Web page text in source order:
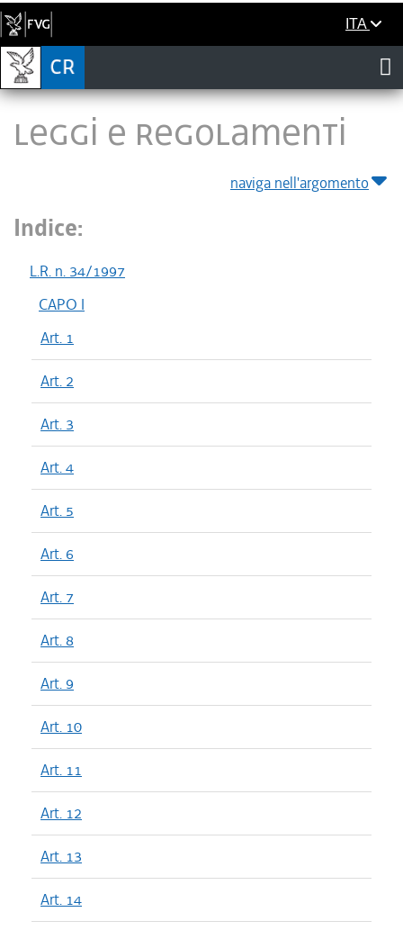
ITA
LEGGI E REGOLAMENTI
naviga nell'argomento
Indice:
L.R. n. 34/1997
CAPO I
Art. 1
Art. 2
Art. 3
Art. 4
Art. 5
Art. 6
Art. 7
Art. 8
Art. 9
Art. 10
Art. 11
Art. 12
Art. 13
Art. 14